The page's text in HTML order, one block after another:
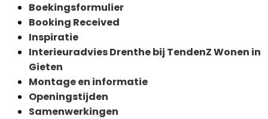
Boekingsformulier
Booking Received
Inspiratie
Interieuradvies Drenthe bij TendenZ Wonen in
Gieten
Montage en informatie
Openingstijden
Samenwerkingen